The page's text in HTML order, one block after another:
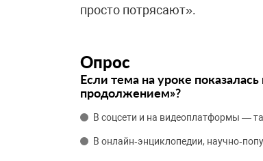
просто потрясают».
Опрос
Если тема на уроке
продолжением»?
В соцсети и на видеоплатформы —
В онлайн‑энциклопедии,